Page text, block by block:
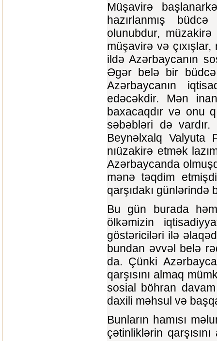
Müşavirə
hazırlanmış
olunubdur,
müşavirə və
ildə Azərbaycanın
Əgər belə bir
Azərbaycanın
edəcəkdir. Mən
baxacaqdır və onu
səbəbləri də vardır.
Beynəlxalq Valyuta
nıüzakirə etmək
Azərbaycanda
mənə təqdim
qarşıdakı günlərində
Bu gün burada
ölkəmizin
göstəriciləri ilə
bundan əvvəl belə
da. Çünki
qarşısını almaq
sosial böhran
daxili məhsul və
Bunların hamısı
çətinliklərin